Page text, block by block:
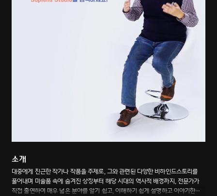
소개
대중에게 친근한 작가나 작품을 주제로, 그와 관련된 다양한 비하인드스토리를
풀어내며 미술품 속에 숨겨진 상징부터 해당 시대의 역사적 배경까지, 전문가가
직접 출연하여 매우 넓은 분야를 알기 쉽고, 이해하기 쉽게 설명하고 이야기한다